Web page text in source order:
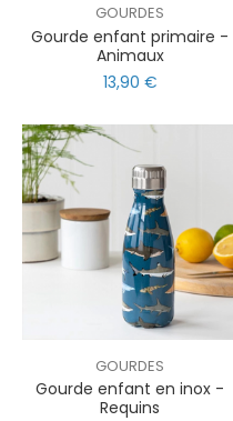
GOURDES
Gourde enfant primaire -
Animaux
13,90 €
GOURDES
Gourde enfant en inox -
Requins